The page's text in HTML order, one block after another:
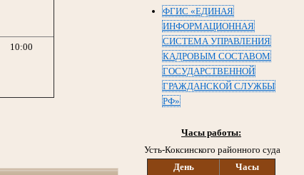
ФГИС «ЕДИНАЯ
ИНФОРМАЦИОННАЯ
СИСТЕМА УПРАВЛЕНИЯ
КАДРОВЫМ СОСТАВОМ
ГОСУДАРСТВЕННОЙ
ГРАЖДАНСКОЙ СЛУЖБЫ
РФ»
Часы работы:
Усть-Коксинского районного суда
День
Часы
10:00